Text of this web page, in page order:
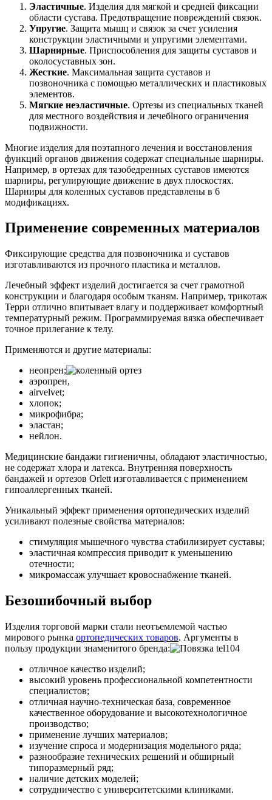
Эластичные. Изделия для мягкой и средней фиксации
области сустава. Предотвращение повреждений связок.
Упругие. Защита мышц и связок за счет усиления
конструкции эластичными и упругими элементами.
Шарнирные. Приспособления для защиты суставов и
околосуставных зон.
Жесткие. Максимальная защита суставов и
позвоночника с помощью металлических и пластиковых
элементов.
Мягкие неэластичные. Ортезы из специальных тканей
для местного воздействия и лечебlного ограничения
подвижности.
Многие изделия для поэтапного лечения и восстановления
функций органов движения содержат специальные шарниры.
Например, в ортезах для тазобедренных суставов имеются
шарниры, регулирующие движение в двух плоскостях.
Шарниры для коленных суставов представлены в 6
модификациях.
Применение современных материалов
Фиксирующие средства для позвоночника и суставов
изготавливаются из прочного пластика и металлов.
Лечебный эффект изделий достигается за счет грамотной
конструкции и благодаря особым тканям. Например, трикотаж
Терри отлично впитывает влагу и поддерживает комфортный
температурный режим. Программируемая вязка обеспечивает
точное прилегание к телу.
Применяются и другие материалы:
неопрен;
аэропрен,
airvelvet;
хлопок;
микрофибра;
эластан;
нейлон.
Медицинские бандажи гигиеничны, обладают эластичностью,
не содержат хлора и латекса. Внутренняя поверхность
бандажей и ортезов Orlett изготавливается с применением
гипоаллергенных тканей.
Уникальный эффект применения ортопедических изделий
усиливают полезные свойства материалов:
стимуляция мышечного чувства стабилизирует суставы;
эластичная компрессия приводит к уменьшению
отечности;
микромассаж улучшает кровоснабжение тканей.
Безошибочный выбор
Изделия торговой марки стали неотъемлемой частью
мирового рынка ортопедических товаров. Аргументы в
пользу продукции знаменитого бренда:
отличное качество изделий;
высокий уровень профессиональной компетентности
специалистов;
отличная научно-техническая база, современное
качественное оборудование и высокотехнологичное
производство;
применение лучших материалов;
изучение спроса и модернизация модельного ряда;
разнообразие технических решений и обширный
типоразмерный ряд;
наличие детских моделей;
сотрудничество с университетскими клиниками.